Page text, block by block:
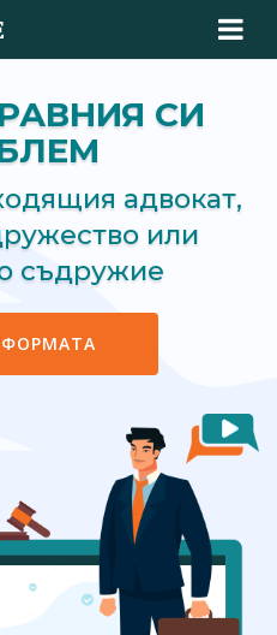
СИ
адвокат,
или
съдружие